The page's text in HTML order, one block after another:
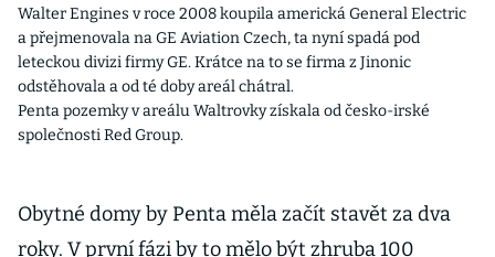
Walter Engines v roce 2008 koupila americká General Electric
a přejmenovala na GE Aviation Czech, ta nyní spadá pod
leteckou divizi firmy GE. Krátce na to se firma z Jinonic
odstěhovala a od té doby areál chátral.
Penta pozemky v areálu Waltrovky získala od česko-irské
společnosti Red Group.
Obytné domy by Penta měla začít stavět za dva
roky. V první fázi by to mělo být zhruba 100